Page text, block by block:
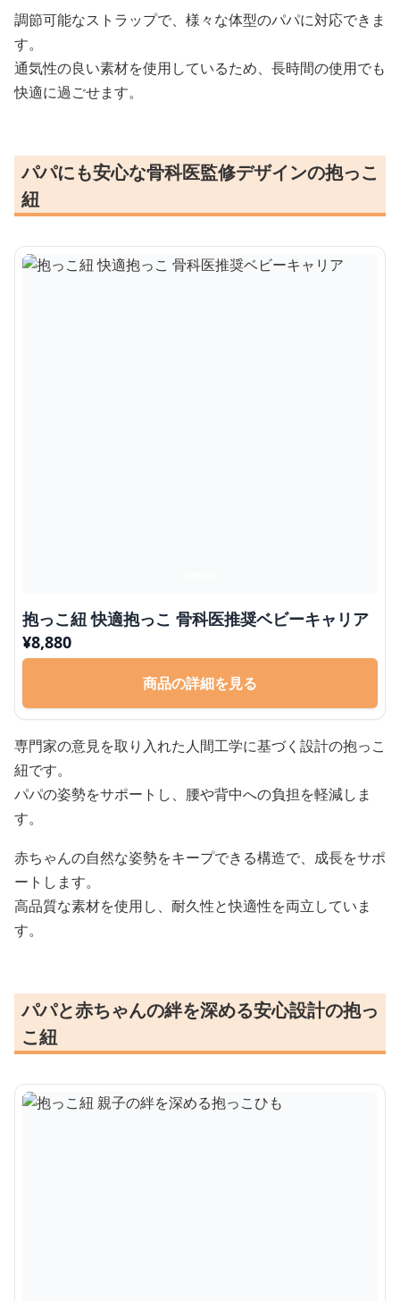
調節可能なストラップで、様々な体型のパパに対応できま
す。
通気性の良い素材を使用しているため、長時間の使用でも
快適に過ごせます。
パパにも安心な骨科医監修デザインの抱っこ
紐
抱っこ紐 快適抱っこ 骨科医推奨ベビーキャリア
¥8,880
商品の詳細を見る
専門家の意見を取り入れた人間工学に基づく設計の抱っこ
紐です。
パパの姿勢をサポートし、腰や背中への負担を軽減しま
す。
赤ちゃんの自然な姿勢をキープできる構造で、成長をサポ
ートします。
高品質な素材を使用し、耐久性と快適性を両立していま
す。
パパと赤ちゃんの絆を深める安心設計の抱っ
こ紐